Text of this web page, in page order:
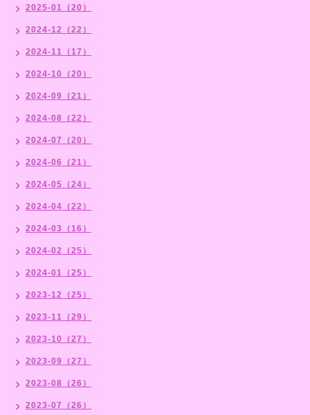
2025-01（20）
2024-12（22）
2024-11（17）
2024-10（20）
2024-09（21）
2024-08（22）
2024-07（20）
2024-06（21）
2024-05（24）
2024-04（22）
2024-03（16）
2024-02（25）
2024-01（25）
2023-12（25）
2023-11（29）
2023-10（27）
2023-09（27）
2023-08（26）
2023-07（26）